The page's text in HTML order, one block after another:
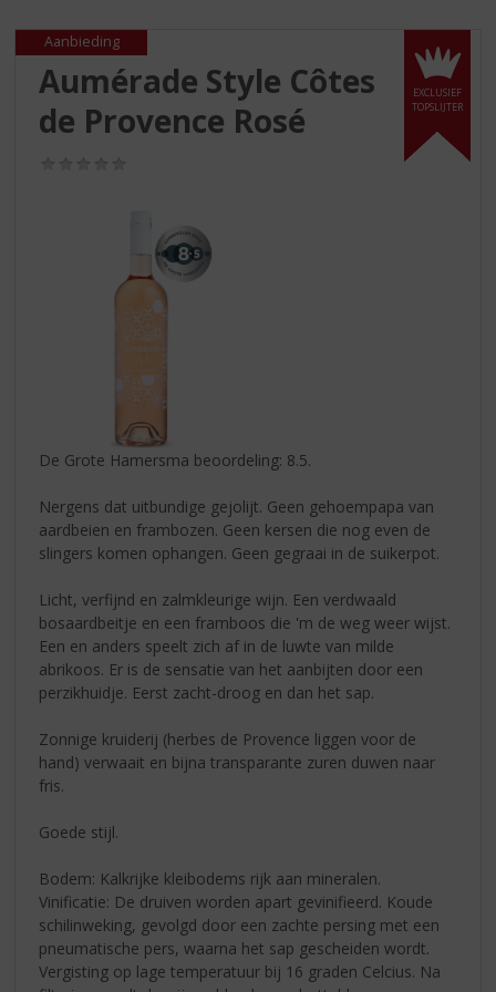
p
EXCLUSIEF
TOPSLIJTER
Aanbieding
Aumérade Style Côtes
de Provence Rosé
De Grote Hamersma beoordeling: 8.5.
Nergens dat uitbundige gejolijt. Geen gehoempapa van
aardbeien en frambozen. Geen kersen die nog even de
slingers komen ophangen. Geen gegraai in de suikerpot.
Licht, verfijnd en zalmkleurige wijn. Een verdwaald
bosaardbeitje en een framboos die 'm de weg weer wijst.
Een en anders speelt zich af in de luwte van milde
abrikoos. Er is de sensatie van het aanbijten door een
perzikhuidje. Eerst zacht-droog en dan het sap.
Zonnige kruiderij (herbes de Provence liggen voor de
hand) verwaait en bijna transparante zuren duwen naar
fris.
Goede stijl.
Bodem: Kalkrijke kleibodems rijk aan mineralen.
Vinificatie: De druiven worden apart gevinifieerd. Koude
schilinweking, gevolgd door een zachte persing met een
pneumatische pers, waarna het sap gescheiden wordt.
Vergisting op lage temperatuur bij 16 graden Celcius. Na